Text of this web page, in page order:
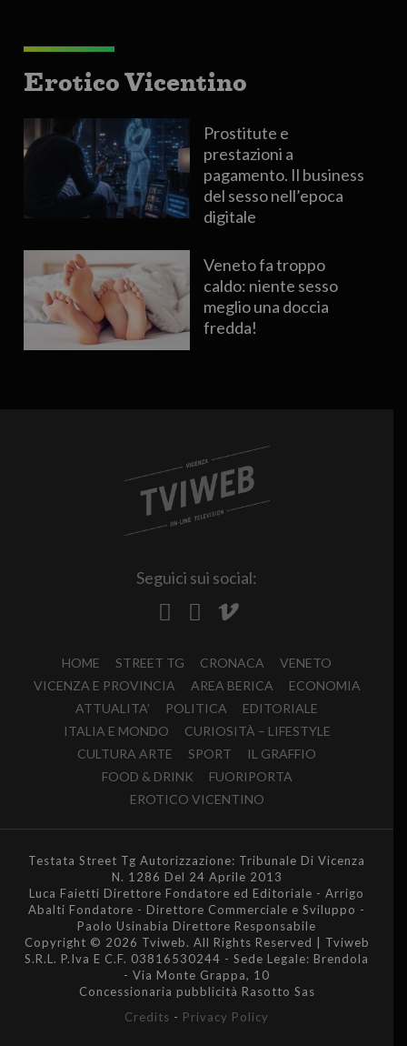
Erotico Vicentino
Prostitute e
prestazioni a
pagamento. Il business
del sesso nell’epoca
digitale
Veneto fa troppo
caldo: niente sesso
meglio una doccia
fredda!
Seguici sui social:
HOME STREET TG CRONACA
VENETO
VICENZA E PROVINCIA
AREA BERICA
ECONOMIA
ATTUALITA’
POLITICA
EDITORIALE
ITALIA E MONDO
CURIOSITÀ – LIFESTYLE
CULTURA ARTE
SPORT
IL GRAFFIO
FOOD & DRINK
FUORIPORTA
EROTICO VICENTINO
Testata Street Tg Autorizzazione: Tribunale Di Vicenza
N. 1286 Del 24 Aprile 2013
Luca Faietti Direttore Fondatore ed Editoriale - Arrigo
Abalti Fondatore - Direttore Commerciale e Sviluppo -
Paolo Usinabia Direttore Responsabile
Copyright © 2026 Tviweb. All Rights Reserved | Tviweb
S.R.L. P.Iva E C.F. 03816530244 - Sede Legale: Brendola
- Via Monte Grappa, 10
Concessionaria pubblicità Rasotto Sas
Credits - Privacy Policy